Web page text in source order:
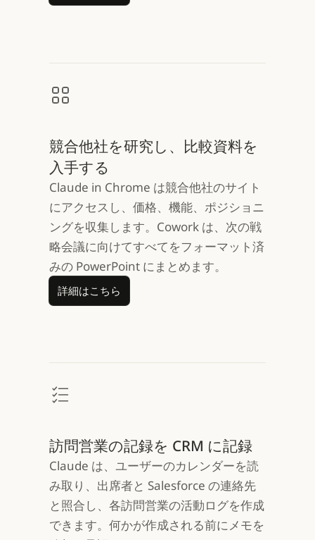
競合他社を研究し、比較資料を
入手する
Claude in Chrome は競合他社のサイト
にアクセスし、価格、機能、ポジショニ
ングを収集します。Cowork は、次の戦
略会議に向けてすべてをフォーマット済
みの PowerPoint にまとめます。
詳細はこちら
詳細はこちら
訪問営業の記録を CRM に記録
Claude は、ユーザーのカレンダーを読
み取り、出席者と Salesforce の連絡先
と照合し、各訪問営業の活動ログを作成
できます。何かが作成される前にメモを